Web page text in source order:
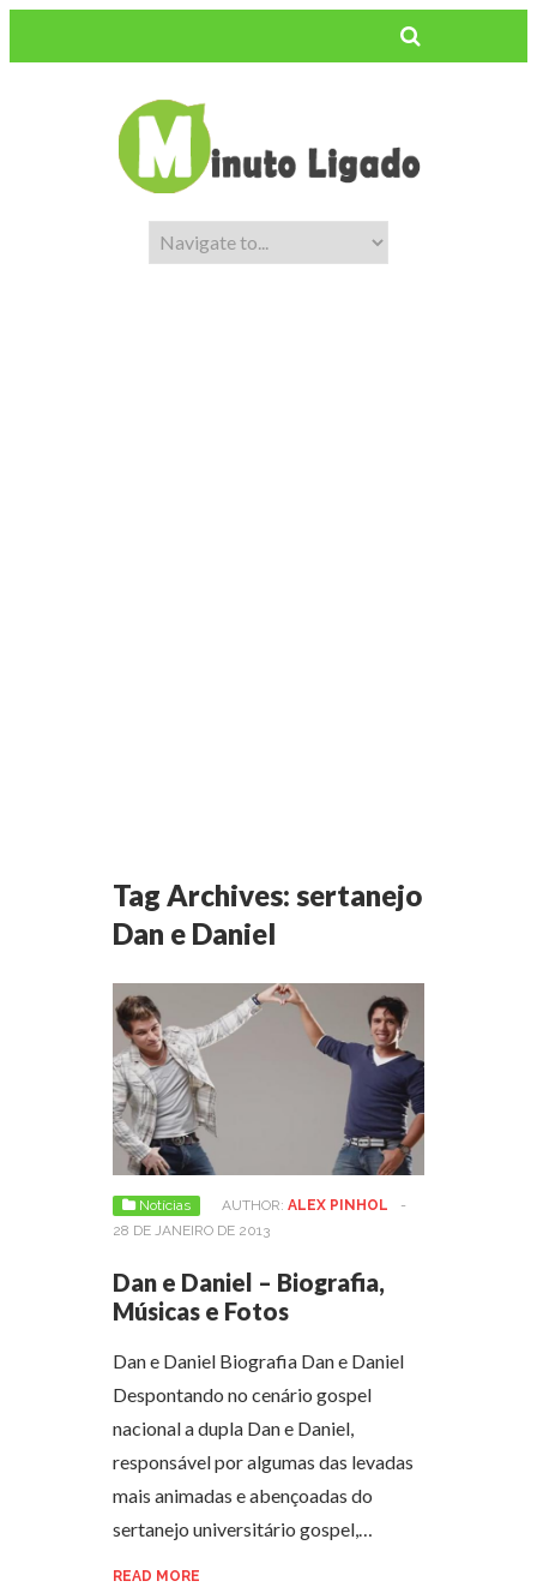
Tag Archives: sertanejo
Dan e Daniel
Notícias AUTHOR: ALEX PINHOL
-
28 DE JANEIRO DE 2013
Dan e Daniel – Biografia,
Músicas e Fotos
Dan e Daniel Biografia Dan e Daniel
Despontando no cenário gospel
nacional a dupla Dan e Daniel,
responsável por algumas das levadas
mais animadas e abençoadas do
sertanejo universitário gospel,…
READ MORE